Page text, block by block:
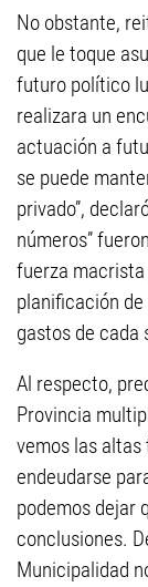
No obstante,
que le toque
futuro político
realizara un
actuación a
se puede
privado”,
números”
fuerza
planificación
gastos de cada
Al respecto,
Provincia
vemos las altas
endeudarse
podemos dejar
conclusiones.
Municipalidad